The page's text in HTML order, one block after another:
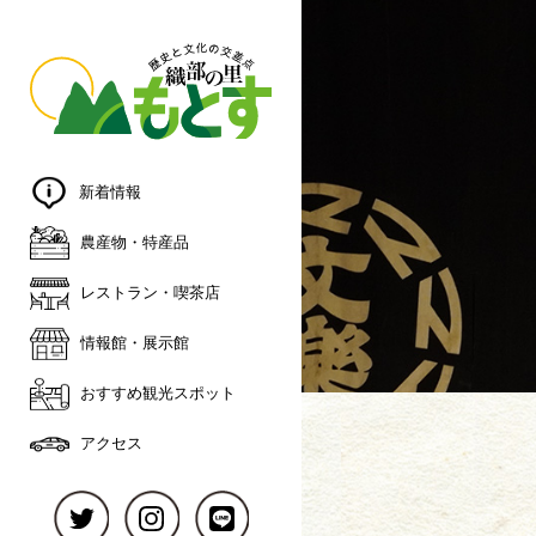
新着情報
農産物・特産品
レストラン・喫茶店
情報館・展⽰館
おすすめ観光スポット
アクセス